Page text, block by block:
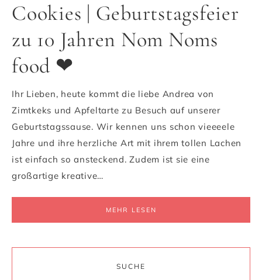
Cookies | Geburtstagsfeier
zu 10 Jahren Nom Noms
food ❤
Ihr Lieben, heute kommt die liebe Andrea von
Zimtkeks und Apfeltarte zu Besuch auf unserer
Geburtstagssause. Wir kennen uns schon vieeeele
Jahre und ihre herzliche Art mit ihrem tollen Lachen
ist einfach so ansteckend. Zudem ist sie eine
großartige kreative…
MEHR LESEN
SUCHE